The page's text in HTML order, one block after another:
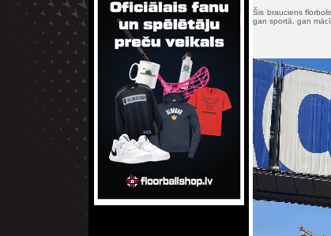
Šis brauciens
gan sportā, gan